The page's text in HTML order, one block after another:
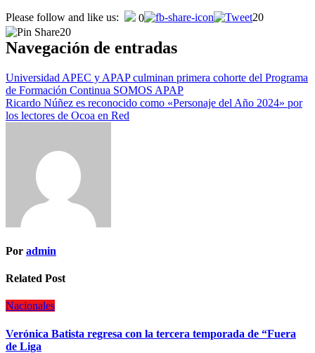
Please follow and like us: 0
20
20
Navegación de entradas
Universidad APEC y APAP culminan primera cohorte del Programa
de Formación Continua SOMOS APAP
Ricardo Núñez es reconocido como «Personaje del Año 2024» por
los lectores de Ocoa en Red
Por admin
Related Post
Nacionales
Verónica Batista regresa con la tercera temporada de “Fuera
de Liga